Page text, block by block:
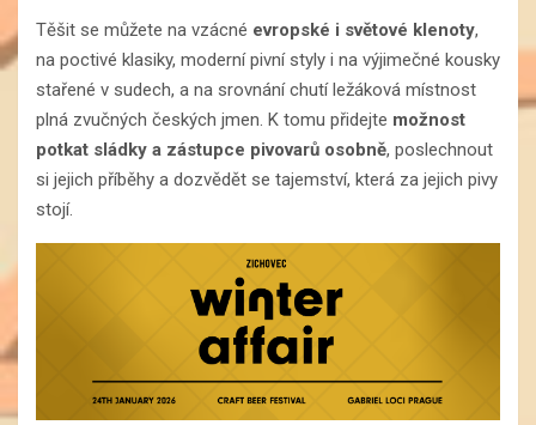
Těšit se můžete na vzácné evropské i světové klenoty,
na poctivé klasiky, moderní pivní styly i na výjimečné kousky
stařené v sudech, a na srovnání chutí ležáková místnost
plná zvučných českých jmen. K tomu přidejte možnost
potkat sládky a zástupce pivovarů osobně, poslechnout
si jejich příběhy a dozvědět se tajemství, která za jejich pivy
stojí.